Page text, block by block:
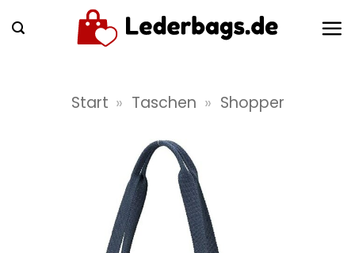
Inhalt
Start » Taschen » Shopper